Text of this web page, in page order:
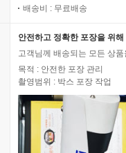
배송비 : 무료배송
안전하고 정확한 포장을 위
고객님께 배송되는 모든 상
목적 : 안전한 포장 관리
촬영범위 : 박스 포장 작업